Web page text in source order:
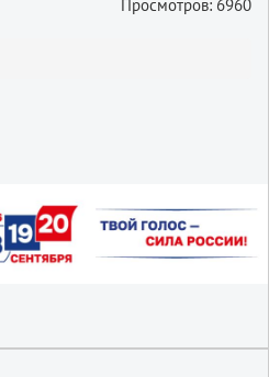
Просмотров: 6960